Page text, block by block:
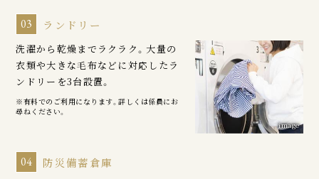
03 ランドリー
洗濯から乾燥までラクラク。大量の
衣類や大きな毛布などに対応したラ
ンドリーを3台設置。
※有料でのご利用になります。詳しくは係員にお
尋ねください。
image
04 防災備蓄倉庫